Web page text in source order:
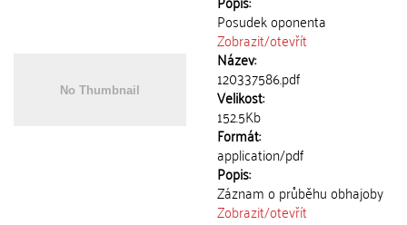
Posudek oponenta
Zobrazit/otevřít
Název:
120337586.pdf
Velikost:
152.5Kb
Formát:
application/pdf
Popis:
Záznam o průběhu obhajoby
Zobrazit/otevřít